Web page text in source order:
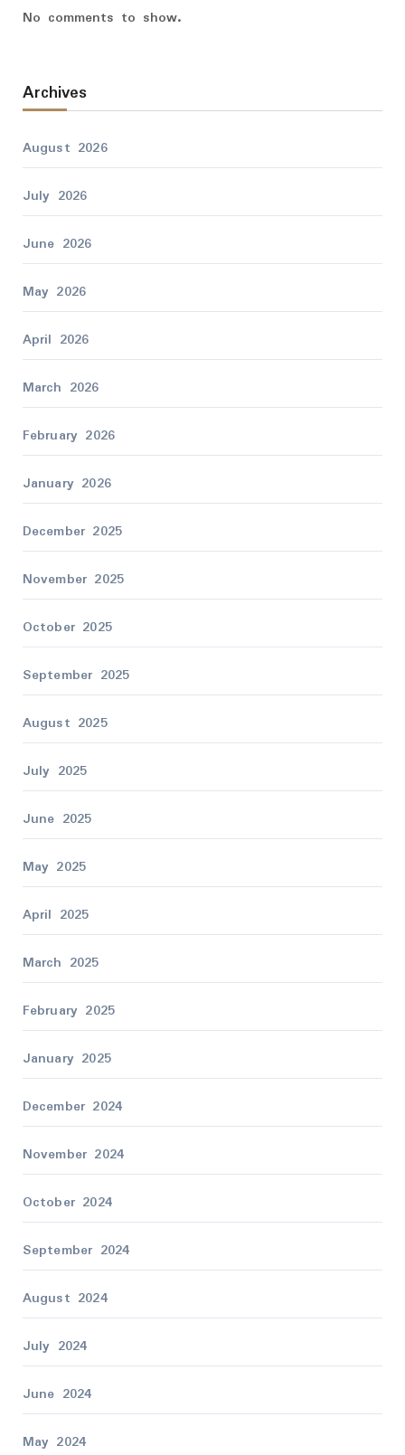
No comments to show.
Archives
August 2026
July 2026
June 2026
May 2026
April 2026
March 2026
February 2026
January 2026
December 2025
November 2025
October 2025
September 2025
August 2025
July 2025
June 2025
May 2025
April 2025
March 2025
February 2025
January 2025
December 2024
November 2024
October 2024
September 2024
August 2024
July 2024
June 2024
May 2024